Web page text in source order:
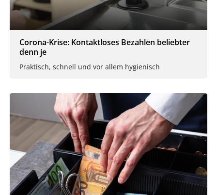
Corona-Krise: Kontaktloses Bezahlen beliebter
denn je
Praktisch, schnell und vor allem hygienisch